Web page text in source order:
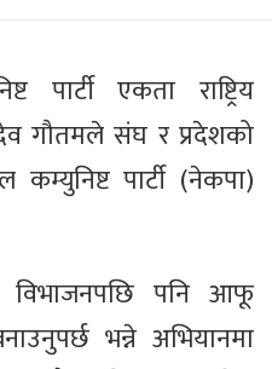
पार्टी एकता राष्ट्रिय
गौतमले संघ र प्रदेशको
कम्युनिष्ट पार्टी (नेकपा)
पनि आफू
भन्ने अभियानमा